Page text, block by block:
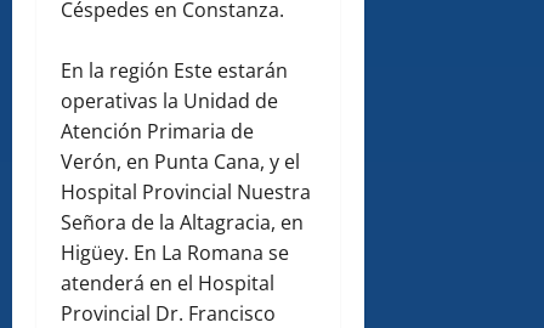
Céspedes en Constanza.
En la región Este estarán
operativas la Unidad de
Atención Primaria de
Verón, en Punta Cana, y el
Hospital Provincial Nuestra
Señora de la Altagracia, en
Higüey. En La Romana se
atenderá en el Hospital
Provincial Dr. Francisco